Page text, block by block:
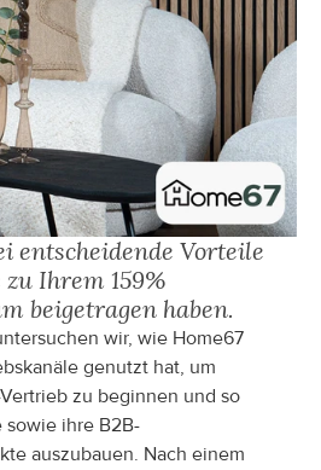
entscheidende Vorteile
Ihrem 159%
beigetragen haben.
wir, wie Home67
genutzt hat, um
zu beginnen und so
ihre B2B-
auszubauen. Nach einem